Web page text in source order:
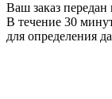
Ваш заказ
В течение 30
для определения